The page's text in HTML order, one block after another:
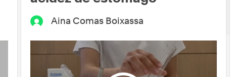
Aina Comas Boixassa